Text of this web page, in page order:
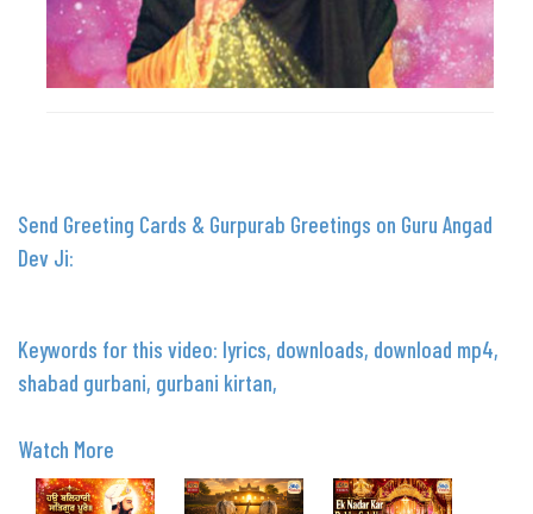
Send Greeting Cards & Gurpurab Greetings on Guru Angad
Dev Ji:
Keywords for this video: lyrics, downloads, download mp4,
shabad gurbani, gurbani kirtan,
Watch More